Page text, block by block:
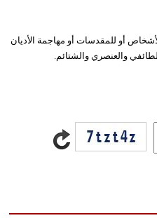
أو للمقدسات أو مهاجمة الأديان
والعنصري والشتائم.